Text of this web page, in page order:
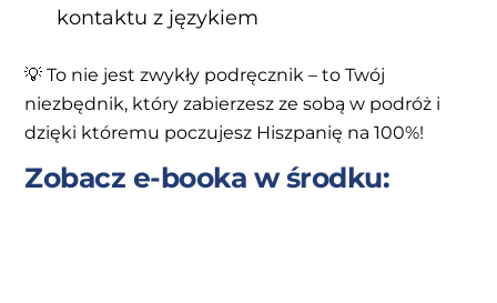
kontaktu z językiem
💡 To nie jest zwykły podręcznik – to Twój
niezbędnik, który zabierzesz ze sobą w podróż i
dzięki któremu poczujesz Hiszpanię na 100%!
Zobacz e-booka w środku: